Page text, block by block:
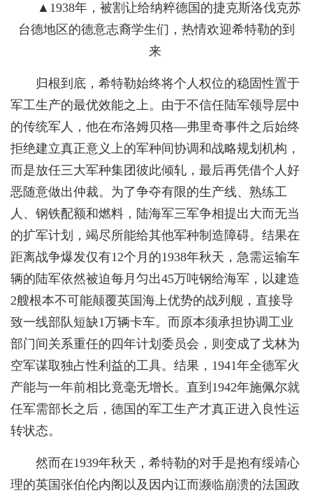
▲1938年，被割让给纳粹德国的捷克斯洛伐克苏
台德地区的德意志裔学生们，热情欢迎希特勒的到
来
归根到底，希特勒始终将个人权位的稳固性置于
军工生产的最优效能之上。由于不信任陆军领导层中
的传统军人，他在布洛姆贝格—弗里奇事件之后始终
拒绝建立真正意义上的军种间协调和战略规划机构，
而是放任三大军种集团彼此倾轧，最后再凭借个人好
恶随意做出仲裁。为了争夺有限的生产线、熟练工
人、钢铁配额和燃料，陆海军三军争相提出大而无当
的扩军计划，竭尽所能给其他军种制造障碍。结果在
距离战争爆发仅有12个月的1938年秋天，急需运输车
辆的陆军依然被迫每月匀出45万吨钢给海军，以建造
2艘根本不可能颠覆英国海上优势的战列舰，直接导
致一线部队短缺1万辆卡车。而原本须承担协调工业
部门间关系重任的四年计划委员会，则变成了戈林为
空军谋取独占性利益的工具。结果，1941年全德军火
产能与一年前相比竟毫无增长。直到1942年施佩尔就
任军需部长之后，德国的军工生产才真正进入良性运
转状态。
然而在1939年秋天，希特勒的对手是抱有绥靖心
理的英国张伯伦内阁以及因内讧而濒临崩溃的法国政